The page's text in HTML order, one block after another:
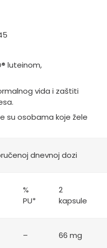
luteinom,
vida i zaštiti
su osobama koje žele
dnevnoj dozi
%
PU*
2
kapsule
– 66 mg